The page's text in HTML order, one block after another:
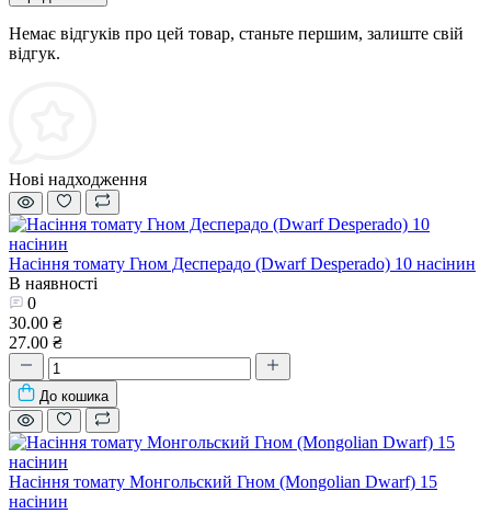
Немає відгуків про цей товар, станьте першим, залиште свій
відгук.
Нові надходження
Насіння томату Гном Десперадо (Dwarf Desperado) 10 насінин
В наявності
0
30.00 ₴
27.00 ₴
До кошика
Насіння томату Монгольский Гном (Mongolian Dwarf) 15
насінин